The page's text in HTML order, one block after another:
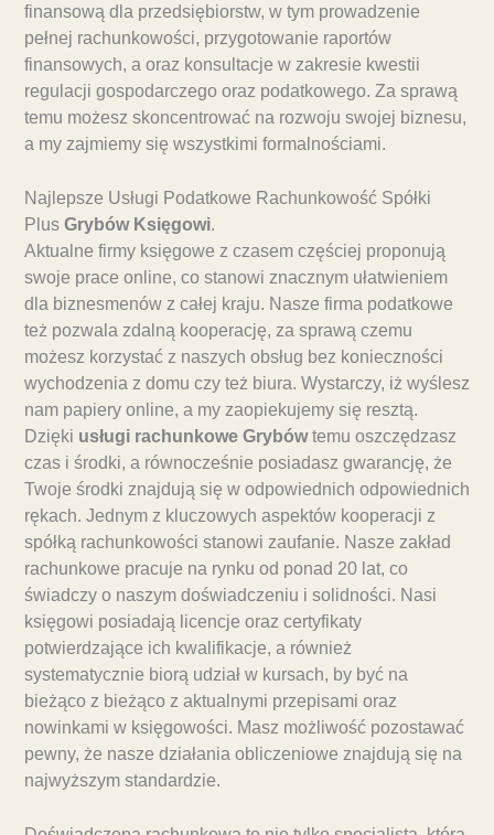
finansową dla przedsiębiorstw, w tym prowadzenie
pełnej rachunkowości, przygotowanie raportów
finansowych, a oraz konsultacje w zakresie kwestii
regulacji gospodarczego oraz podatkowego. Za sprawą
temu możesz skoncentrować na rozwoju swojej biznesu,
a my zajmiemy się wszystkimi formalnościami.
Najlepsze Usługi Podatkowe Rachunkowość Spółki
Plus Grybów Księgowi.
Aktualne firmy księgowe z czasem częściej proponują
swoje prace online, co stanowi znacznym ułatwieniem
dla biznesmenów z całej kraju. Nasze firma podatkowe
też pozwala zdalną kooperację, za sprawą czemu
możesz korzystać z naszych obsług bez konieczności
wychodzenia z domu czy też biura. Wystarczy, iż wyślesz
nam papiery online, a my zaopiekujemy się resztą.
Dzięki usługi rachunkowe Grybówtemu oszczędzasz
czas i środki, a równocześnie posiadasz gwarancję, że
Twoje środki znajdują się w odpowiednich odpowiednich
rękach. Jednym z kluczowych aspektów kooperacji z
spółką rachunkowości stanowi zaufanie. Nasze zakład
rachunkowe pracuje na rynku od ponad 20 lat, co
świadczy o naszym doświadczeniu i solidności. Nasi
księgowi posiadają licencje oraz certyfikaty
potwierdzające ich kwalifikacje, a również
systematycznie biorą udział w kursach, by być na
bieżąco z bieżąco z aktualnymi przepisami oraz
nowinkami w księgowości. Masz możliwość pozostawać
pewny, że nasze działania obliczeniowe znajdują się na
najwyższym standardzie.